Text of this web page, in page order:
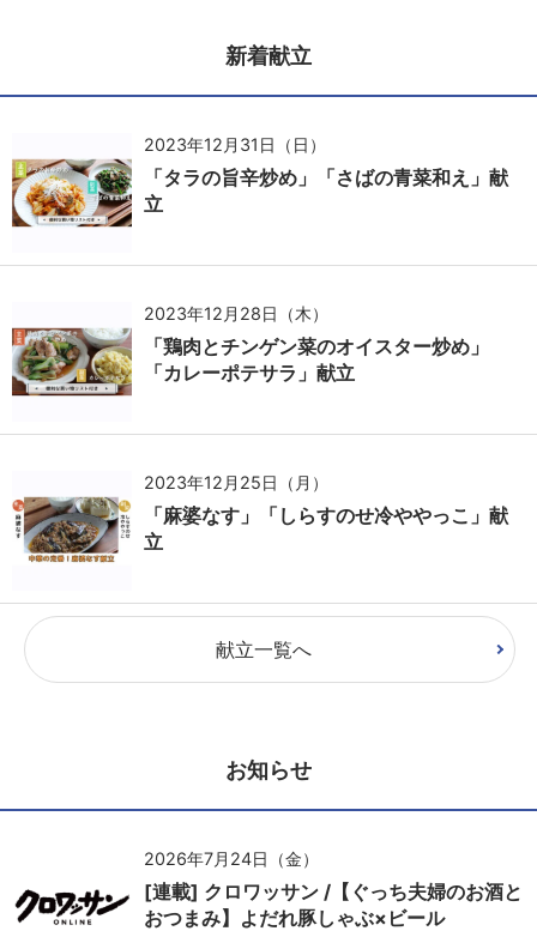
新着献立
2023年12月31日（日）
「タラの旨辛炒め」「さばの青菜和え」献
立
2023年12月28日（木）
「鶏肉とチンゲン菜のオイスター炒め」
「カレーポテサラ」献立
2023年12月25日（月）
「麻婆なす」「しらすのせ冷ややっこ」献
立
献立一覧へ
お知らせ
2026年7月24日（金）
[連載] クロワッサン /【ぐっち夫婦のお酒と
おつまみ】よだれ豚しゃぶ×ビール